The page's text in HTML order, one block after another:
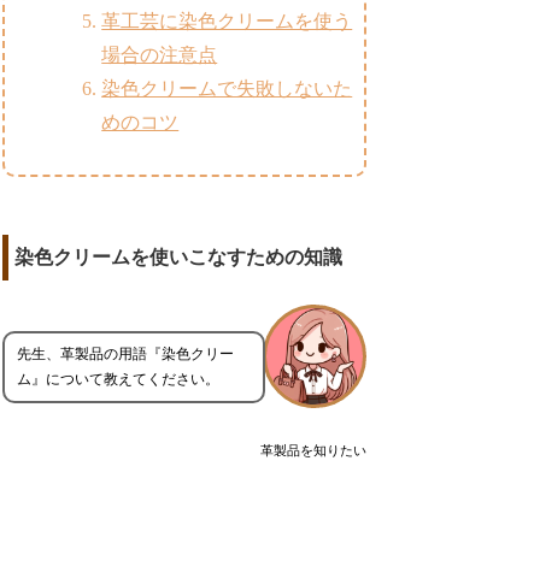
革工芸に染色クリームを使う
場合の注意点
染色クリームで失敗しないた
めのコツ
染色クリームを使いこなすための知識
革製品を知りたい
先生、革製品の用語『染色クリー
ム』について教えてください。